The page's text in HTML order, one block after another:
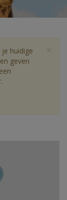
huidige
geven